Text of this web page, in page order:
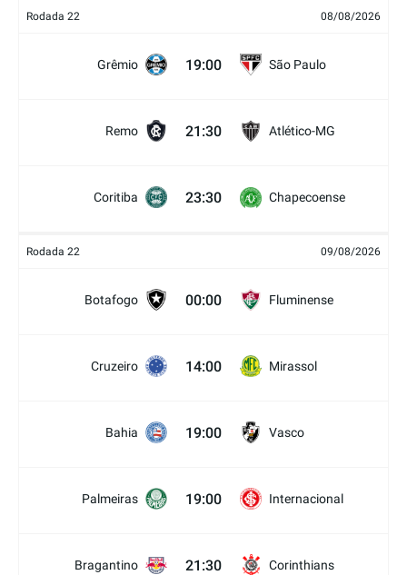
Rodada 22 08/08/2026
Grêmio 19:00 São Paulo
Remo 21:30 Atlético-MG
Coritiba 23:30 Chapecoense
Rodada 22 09/08/2026
Botafogo 00:00 Fluminense
Cruzeiro 14:00 Mirassol
Bahia 19:00 Vasco
Palmeiras 19:00 Internacional
Bragantino 21:30 Corinthians